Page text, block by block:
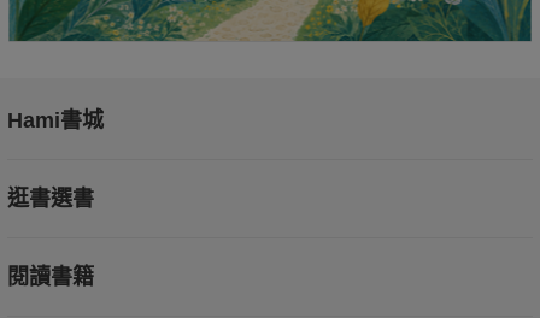
Hami書城
逛書選書
閱讀書籍